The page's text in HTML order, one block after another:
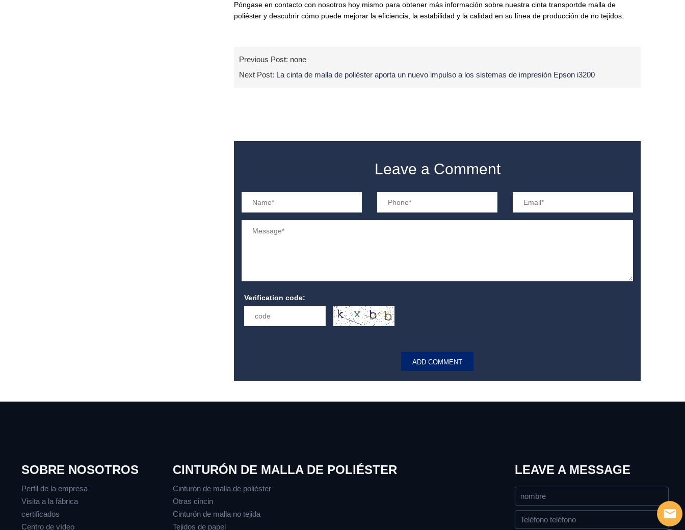
Póngase en contacto con nosotros hoy mismo para obtener más información sobre nuestra cinta transportde malla de
poliéster y descubrir cómo puede mejorar la eficiencia, la estabilidad y la calidad en su línea de producción de no tejidos.
Previous Post: none
Next Post: La cinta de malla de poliéster aporta un nuevo impulso a los sistemas de impresión Epson i3200
Leave a Comment
Verification code:
SOBRE NOSOTROS
Perfil de la empresa
Visita a la fábrica
certificados
Centro de vídeo
CINTURÓN DE MALLA DE POLIÉSTER
Cinturón de malla de poliéster
Otras cincin
Cinturón de malla no tejida
Tejidos de papel
LEAVE A MESSAGE